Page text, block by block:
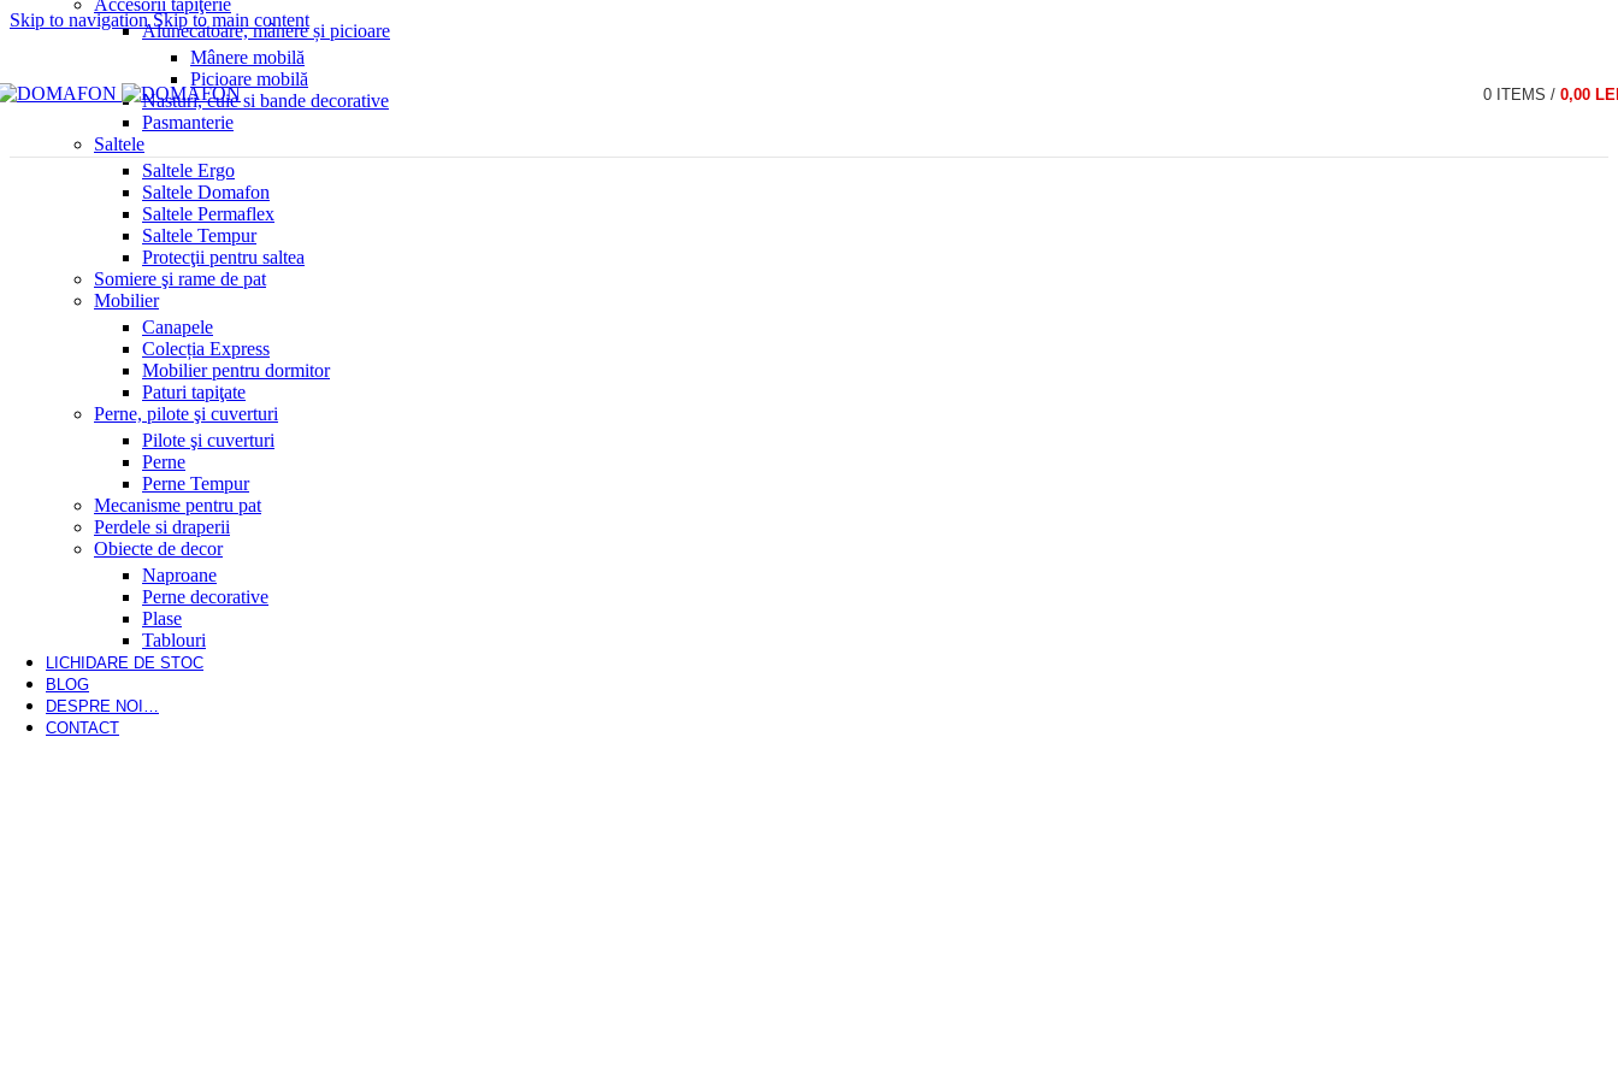
Skip to navigationSkip to main content
0 ITEMS / 0,00
Accesorii tapiţerie
Alunecătoare, mânere și picioare
Mânere mobilă
Picioare mobilă
Nasturi, cuie si bande decorative
Pasmanterie
Saltele
Saltele Ergo
Saltele Domafon
Saltele Permaflex
Saltele Tempur
Protecţii pentru saltea
Somiere şi rame de pat
Mobilier
Canapele
Colecția Express
Mobilier pentru dormitor
Paturi tapiţate
Perne, pilote şi cuverturi
Pilote şi cuverturi
Perne
Perne Tempur
Mecanisme pentru pat
Perdele si draperii
Obiecte de decor
Naproane
Perne decorative
Plase
Tablouri
LICHIDARE DE STOC
BLOG
DESPRE NOI…
CONTACT